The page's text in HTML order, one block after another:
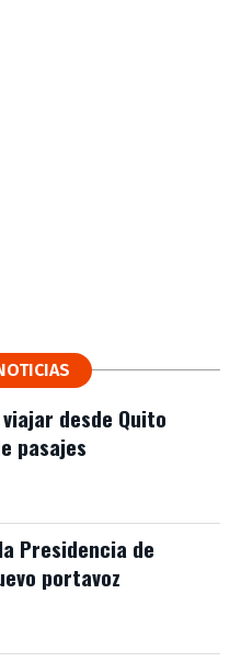
desde Quito
pasajes
Presidencia de
portavoz